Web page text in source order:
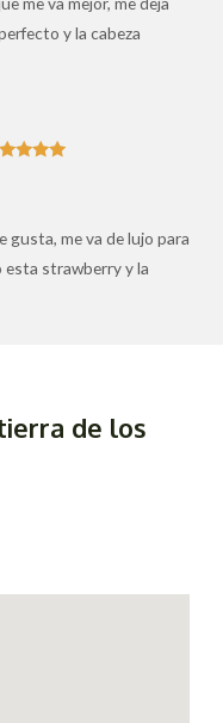
y la cabeza
gusta, me va de lujo para
esta strawberry y la
de los